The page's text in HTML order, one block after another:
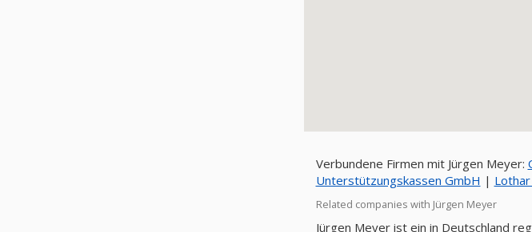
Verbundene Firmen mit Jürgen Meyer:
Unterstützungskassen GmbH |
Related companies with Jürgen Meyer
Jürgen Meyer ist ein in Deutschland